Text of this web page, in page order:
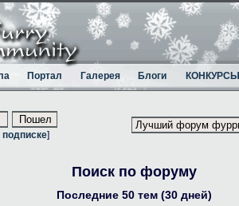
Портал Галерея Блоги КОНКУРСЫ
подписке]
Поиск по форуму
Последние 50 тем (30 дней)